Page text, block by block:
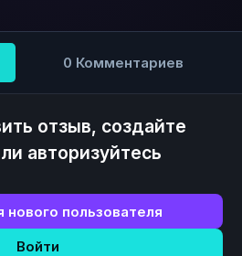
0 Комментариев
отзыв, создайте
авторизуйтесь
нового пользователя
Войти